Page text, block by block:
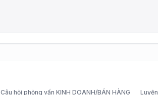
Câu hỏi phỏng vấn KINH DOANH/BÁN HÀNG